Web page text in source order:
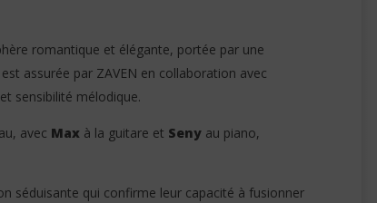
sur l'avenir
ont réussi à
Talakaka ft. Jo Blaq – Fake Life
(Clip officiel)
23
2026
Stone
romantique et élégante, portée par une
assurée par ZAVEN en collaboration avec
sensibilité mélodique.
avec Maxà la guitare et Senyau piano,
séduisante qui confirme leur capacité à fusionner